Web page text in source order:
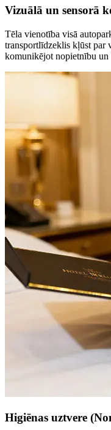
Vizuālā un sensorā
Tēla vienotība visā
transportlīdzeklis kļūst par
komunikējot nopietnību un
Higiēnas uztvere